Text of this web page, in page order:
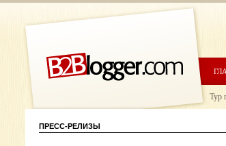
Тур
ПРЕСС-РЕЛИЗЫ